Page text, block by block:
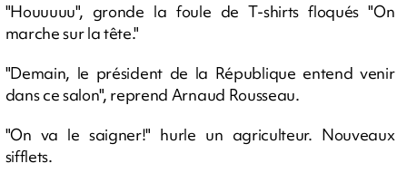
"Houuuuu", gronde la foule de T-shirts floqués "On
marche sur la tête."
"Demain, le président de la République entend venir
dans ce salon", reprend Arnaud Rousseau.
"On va le saigner!" hurle un agriculteur. Nouveaux
sifflets.